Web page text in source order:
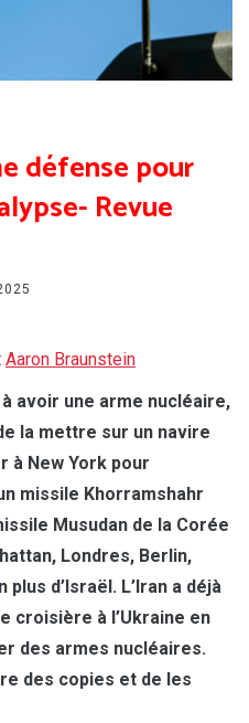
défense pour
Revue
Aaron Braunstein
à avoir une arme nucléaire,
la mettre sur un navire
à New York pour
missile Khorramshahr
Musudan de la Corée
Londres, Berlin,
d’Israël. L’Iran a déjà
croisière à l’Ukraine en
des armes nucléaires.
des copies et de les